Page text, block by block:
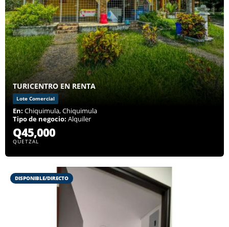
TURICENTRO EN RENTA
Lote Comercial
En: Chiquimula, Chiquimula
Tipo de negocio: Alquiler
Q45,000
QUETZAL
DISPONIBLE/DIRECTO